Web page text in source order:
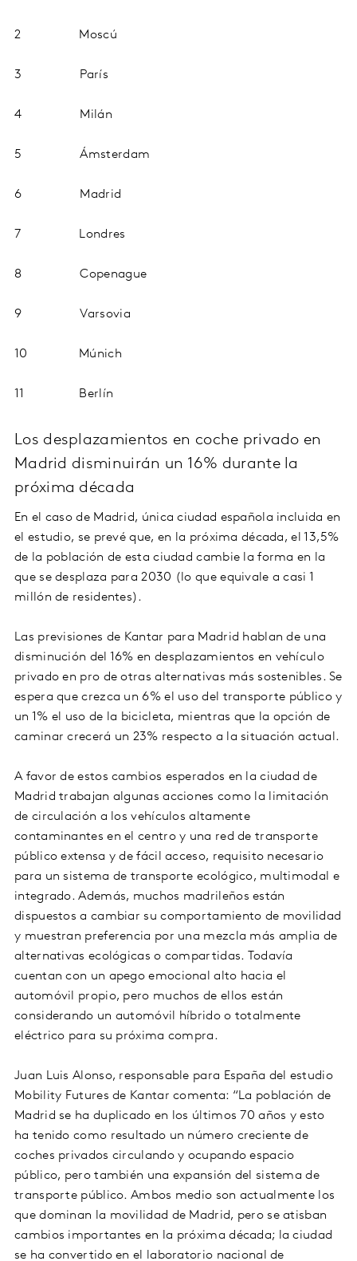
2 Moscú
3 París
4 Milán
5 Ámsterdam
6 Madrid
7 Londres
8 Copenague
9 Varsovia
10 Múnich
11 Berlín
Los desplazamientos en coche privado en
Madrid disminuirán un 16% durante la
próxima década
En el caso de Madrid, única ciudad española incluida en
el estudio, se prevé que, en la próxima década, el 13,5%
de la población de esta ciudad cambie la forma en la
que se desplaza para 2030 (lo que equivale a casi 1
millón de residentes).
Las previsiones de Kantar para Madrid hablan de una
disminución del 16% en desplazamientos en vehículo
privado en pro de otras alternativas más sostenibles. Se
espera que crezca un 6% el uso del transporte público y
un 1% el uso de la bicicleta, mientras que la opción de
caminar crecerá un 23% respecto a la situación actual.
A favor de estos cambios esperados en la ciudad de
Madrid trabajan algunas acciones como la limitación
de circulación a los vehículos altamente
contaminantes en el centro y una red de transporte
público extensa y de fácil acceso, requisito necesario
para un sistema de transporte ecológico, multimodal e
integrado. Además, muchos madrileños están
dispuestos a cambiar su comportamiento de movilidad
y muestran preferencia por una mezcla más amplia de
alternativas ecológicas o compartidas. Todavía
cuentan con un apego emocional alto hacia el
automóvil propio, pero muchos de ellos están
considerando un automóvil híbrido o totalmente
eléctrico para su próxima compra.
Juan Luis Alonso, responsable para España del estudio
Mobility Futures de Kantar comenta: “La población de
Madrid se ha duplicado en los últimos 70 años y esto
ha tenido como resultado un número creciente de
coches privados circulando y ocupando espacio
público, pero también una expansión del sistema de
transporte público. Ambos medio son actualmente los
que dominan la movilidad de Madrid, pero se atisban
cambios importantes en la próxima década; la ciudad
se ha convertido en el laboratorio nacional de